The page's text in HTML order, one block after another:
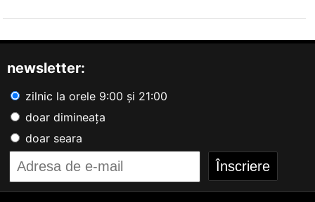
newsletter:
zilnic la orele 9:00 și 21:00
doar dimineața
doar seara